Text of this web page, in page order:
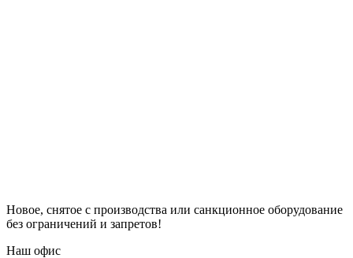
Новое, снятое с производства или санкционное оборудование
без ограничений и запретов!
Наш офис